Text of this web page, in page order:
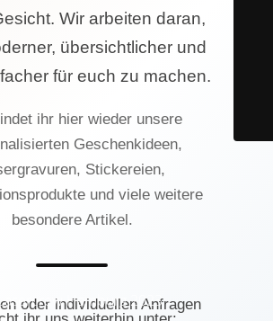
Wir arbeiten daran,
übersichtlicher und
für euch zu machen.
ihr hier wieder unsere
Geschenkideen,
Stickereien,
und viele weitere
besondere Artikel.
oder individuellen Anfragen
Hamburg 2023